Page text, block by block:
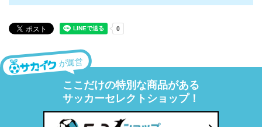
が運営
ここだけの特別な商品がある
サッカーセレクトショップ！